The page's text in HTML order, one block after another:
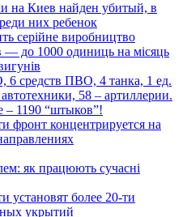
на Киев найден убитый, в
них ребенок
серійне виробництво
— до 1000 одиниць на місяць
средств ПВО, 4 танка, 1 ед.
58 – артиллерии.
1190 “штыков”!
фронт концентрируется на
як працюють сучасні
установят более 20-ти
укрытий